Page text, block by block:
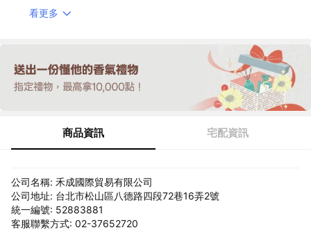
看更多
商品資訊 宅配資訊
公司名稱: 禾成國際貿易有限公司
公司地址: 台北市松山區八德路四段72巷16弄2號
統一編號: 52883881
客服聯繫方式: 02-37652720